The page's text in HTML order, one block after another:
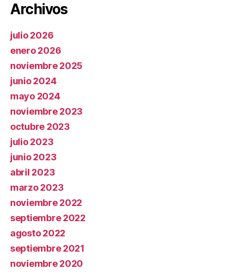
Archivos
julio 2026
enero 2026
noviembre 2025
junio 2024
mayo 2024
noviembre 2023
octubre 2023
julio 2023
junio 2023
abril 2023
marzo 2023
noviembre 2022
septiembre 2022
agosto 2022
septiembre 2021
noviembre 2020